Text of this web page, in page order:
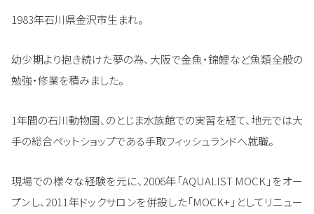
1983年石川県金沢市生まれ。
幼少期より抱き続けた夢の為、大阪で金魚・錦鯉など魚類全般の
勉強・修業を積みました。
1年間の石川動物園、のとじま水族館での実習を経て、地元では大
手の総合ペットショップである手取フィッシュランドへ就職。
現場での様々な経験を元に、2006年「AQUALIST MOCK」をオー
プンし、2011年ドックサロンを併設した「MOCK+」としてリニュー